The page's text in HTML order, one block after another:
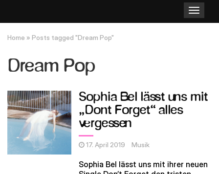
Toggle
navigation
Home » Posts tagged "Dream Pop"
Dream Pop
Sophia Bel lässt uns mit
„Dont Forget“ alles
vergessen
17. April 2019 Musik
Sophia Bel lässt uns mit ihrer neuen